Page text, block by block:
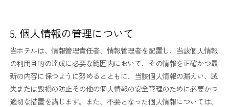
5. 個人情報の管理について
当ホテルは、情報管理責任者、情報管理者を配置し、当該個人情報
の利用目的の達成に必要な範囲内において、その情報を正確かつ最
新の内容に保つように努めるとともに、当該個人情報の漏えい、滅
失または毀損の防止その他の個人情報の安全管理のために必要かつ
適切な措置を講じます。また、不要となった個人情報については、